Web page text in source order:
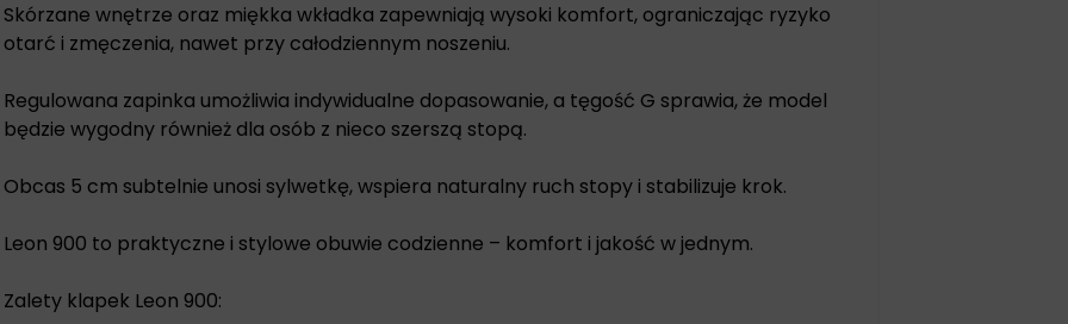
Skórzane wnętrze oraz miękka wkładka zapewniają wysoki komfort, ograniczając ryzyko
otarć i zmęczenia, nawet przy całodziennym noszeniu.
Regulowana zapinka umożliwia indywidualne dopasowanie, a tęgość G sprawia, że model
będzie wygodny również dla osób z nieco szerszą stopą.
Obcas 5 cm subtelnie unosi sylwetkę, wspiera naturalny ruch stopy i stabilizuje krok.
Leon 900 to praktyczne i stylowe obuwie codzienne – komfort i jakość w jednym.
Zalety klapek Leon 900: